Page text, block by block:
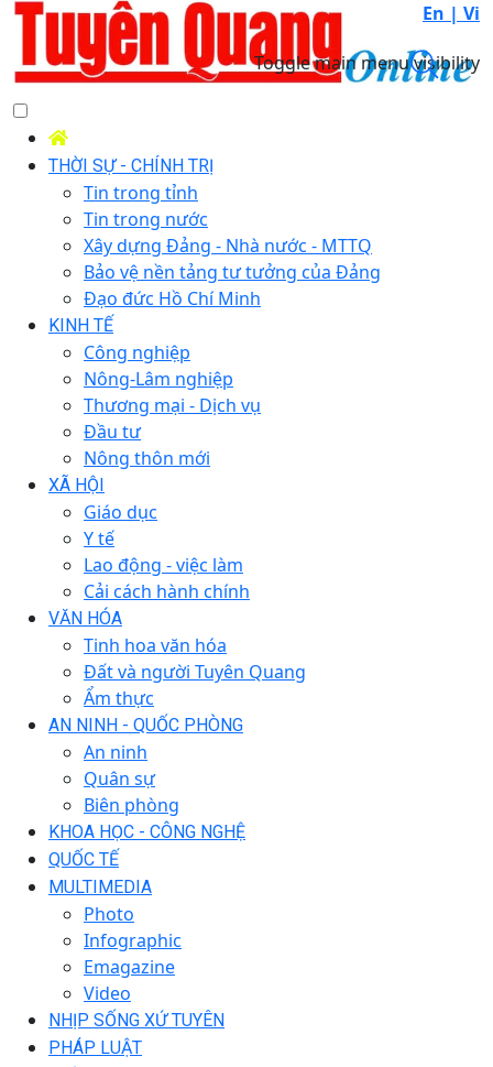
En | Vi
Toggle main menu visibility
THỜI SỰ - CHÍNH TRỊ
Tin trong tỉnh
Tin trong nước
Xây dựng Đảng - Nhà nước - MTTQ
Bảo vệ nền tảng tư tưởng của Đảng
Đạo đức Hồ Chí Minh
KINH TẾ
Công nghiệp
Nông-Lâm nghiệp
Thương mại - Dịch vụ
Đầu tư
Nông thôn mới
XÃ HỘI
Giáo dục
Y tế
Lao động - việc làm
Cải cách hành chính
VĂN HÓA
Tinh hoa văn hóa
Đất và người Tuyên Quang
Ẩm thực
AN NINH - QUỐC PHÒNG
An ninh
Quân sự
Biên phòng
KHOA HỌC - CÔNG NGHỆ
QUỐC TẾ
MULTIMEDIA
Photo
Infographic
Emagazine
Video
NHỊP SỐNG XỨ TUYÊN
PHÁP LUẬT